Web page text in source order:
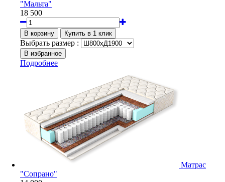
"Мальта"
18 500
Выбрать размер :
Подробнее
Матрас
"Сопрано"